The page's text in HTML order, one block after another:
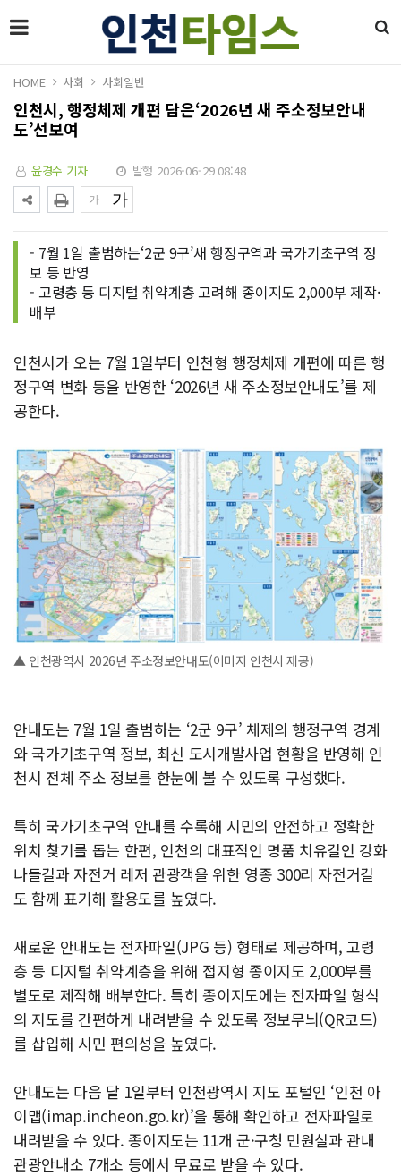
HOME 사회 사회일반
인천시, 행정체제 개편 담은‘2026년 새 주소정보안내
도’선보여
윤경수 기자 발행 2026-06-29 08:48
- 7월 1일 출범하는‘2군 9구’새 행정구역과 국가기초구역 정
보 등 반영
- 고령층 등 디지털 취약계층 고려해 종이지도 2,000부 제작·
배부
인천시가 오는 7월 1일부터 인천형 행정체제 개편에 따른 행
정구역 변화 등을 반영한 ‘2026년 새 주소정보안내도’를 제
공한다.
▲ 인천광역시 2026년 주소정보안내도(이미지 인천시 제공)
안내도는 7월 1일 출범하는 ‘2군 9구’ 체제의 행정구역 경계
와 국가기초구역 정보, 최신 도시개발사업 현황을 반영해 인
천시 전체 주소 정보를 한눈에 볼 수 있도록 구성했다.
특히 국가기초구역 안내를 수록해 시민의 안전하고 정확한
위치 찾기를 돕는 한편, 인천의 대표적인 명품 치유길인 강화
나들길과 자전거 레저 관광객을 위한 영종 300리 자전거길
도 함께 표기해 활용도를 높였다.
새로운 안내도는 전자파일(JPG 등) 형태로 제공하며, 고령
층 등 디지털 취약계층을 위해 접지형 종이지도 2,000부를
별도로 제작해 배부한다. 특히 종이지도에는 전자파일 형식
의 지도를 간편하게 내려받을 수 있도록 정보무늬(QR코드)
를 삽입해 시민 편의성을 높였다.
안내도는 다음 달 1일부터 인천광역시 지도 포털인 ‘인천 아
이맵(imap.incheon.go.kr)’을 통해 확인하고 전자파일로
내려받을 수 있다. 종이지도는 11개 군·구청 민원실과 관내
관광안내소 7개소 등에서 무료로 받을 수 있다.